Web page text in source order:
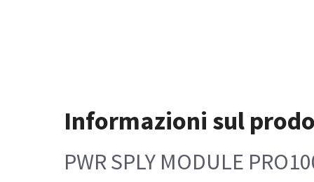
Informazioni sul
PWR SPLY MODULE